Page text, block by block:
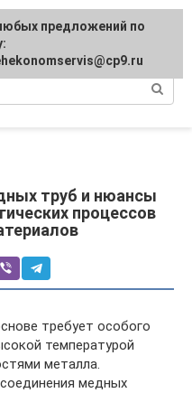
труб и нюансы
процессов
требует особого
температурой
металла.
медных
предложений по